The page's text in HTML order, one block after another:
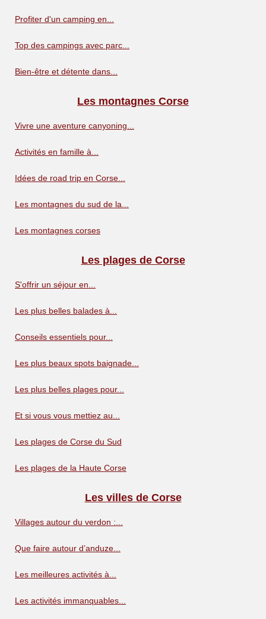
Profiter d'un camping en...
Top des campings avec parc...
Bien-être et détente dans...
Les montagnes Corse
Vivre une aventure canyoning...
Activités en famille à...
Idées de road trip en Corse...
Les montagnes du sud de la...
Les montagnes corses
Les plages de Corse
S'offrir un séjour en...
Les plus belles balades à...
Conseils essentiels pour...
Les plus beaux spots baignade...
Les plus belles plages pour...
Et si vous vous mettiez au...
Les plages de Corse du Sud
Les plages de la Haute Corse
Les villes de Corse
Villages autour du verdon :...
Que faire autour d’anduze...
Les meilleures activités à...
Les activités immanquables...